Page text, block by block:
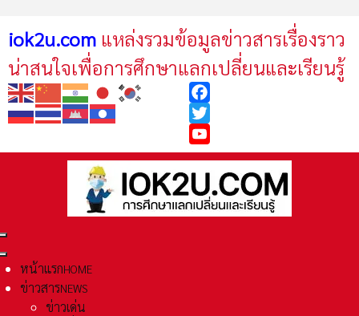
iok2u.com แหล่งรวมข้อมูลข่าวสารเรื่องราว
น่าสนใจเพื่อการศึกษาแลกเปลี่ยนและเรียนรู้
Facebook
Twitter
YouTube
หน้าแรกHOME
ข่าวสารNEWS
ข่าวเด่น